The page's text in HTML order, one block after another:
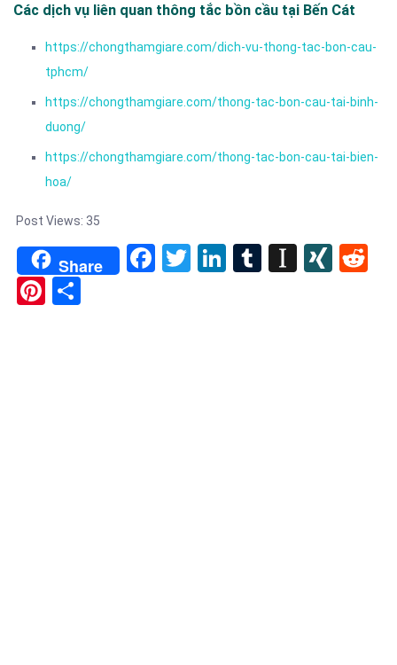
Các dịch vụ liên quan thông tắc bồn cầu tại Bến Cát
https://chongthamgiare.com/dich-vu-thong-tac-bon-cau-
tphcm/
https://chongthamgiare.com/thong-tac-bon-cau-tai-binh-
duong/
https://chongthamgiare.com/thong-tac-bon-cau-tai-bien-
hoa/
Post Views: 35
Share Facebook
TwitterLinkedIn
Tumblr
Pinterest